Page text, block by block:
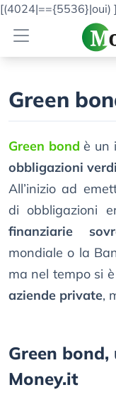
[(4024|=={5536}|oui) ]
Green
Green bond è un
obbligazioni verdi
All’inizio ad
di obbligazioni
finanziarie
mondiale o la
ma nel tempo si
aziende private,
Green
Money.it